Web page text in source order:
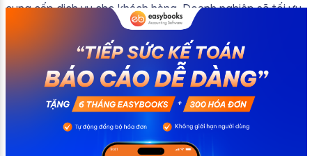
cung cấp dịch vụ cho khách hàng. Doanh nghiệp sẽ tối ưu
quy trình vận hành và tránh được những án phạt hành
chính không đáng có nếu nắm rõ […]